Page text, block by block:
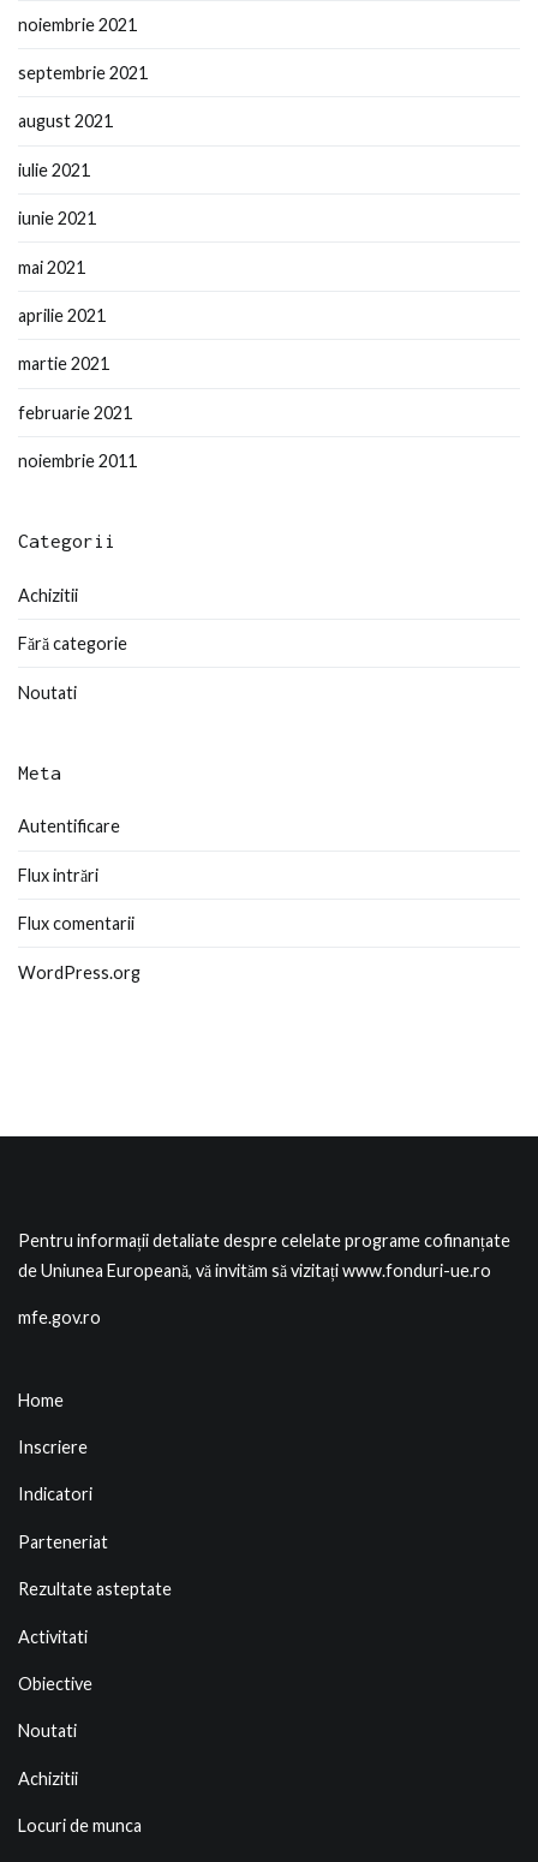
noiembrie 2021
septembrie 2021
august 2021
iulie 2021
iunie 2021
mai 2021
aprilie 2021
martie 2021
februarie 2021
noiembrie 2011
Categorii
Achizitii
Fără categorie
Noutati
Meta
Autentificare
Flux intrări
Flux comentarii
WordPress.org
Pentru informații detaliate despre celelate programe cofinanțate
de Uniunea Europeană, vă invităm să vizitațiwww.fonduri-ue.ro
mfe.gov.ro
Home
Inscriere
Indicatori
Parteneriat
Rezultate asteptate
Activitati
Obiective
Noutati
Achizitii
Locuri de munca